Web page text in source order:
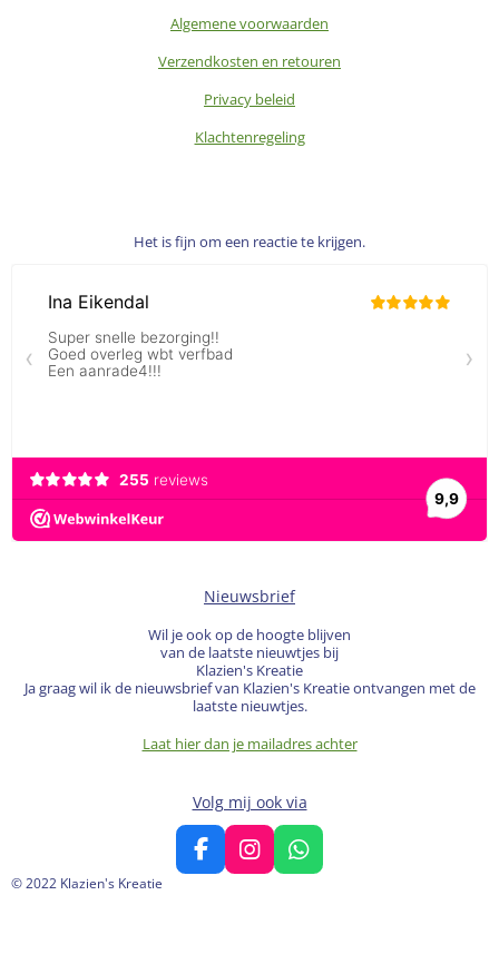
Algemene voorwaarden
Verzendkosten en retouren
Privacy beleid
Klachtenregeling
Het is fijn om een reactie te krijgen.
Nieuwsbrief
Wil je ook op de hoogte blijven
van de laatste nieuwtjes bij
Klazien's Kreatie
Ja graag wil ik de nieuwsbrief van Klazien's Kreatie ontvangen met de
laatste nieuwtjes.
Laat hier dan je mailadres achter
Volg mij ook via
F
a
I
n
W
h
© 2022 Klazien's Kreatie